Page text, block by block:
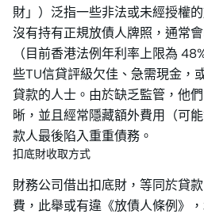
財」）泛指一些非法或未經授權
沒有持有正規放債人牌照，通常
（目前香港法例年利率上限為
些TU信貸評級欠佳、急需現金，
貸款的人士。由於缺乏監管，他
晰，並且經常隱藏額外費用（可
款人最後陷入重重債務。
扣底財收取方式
財務公司借出扣底財，等同於貸
費，此舉或有違《放債人條例》